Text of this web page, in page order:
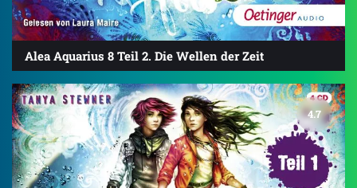
Alea Aquarius 8 Teil 2. Die Wellen der Zeit
4.7